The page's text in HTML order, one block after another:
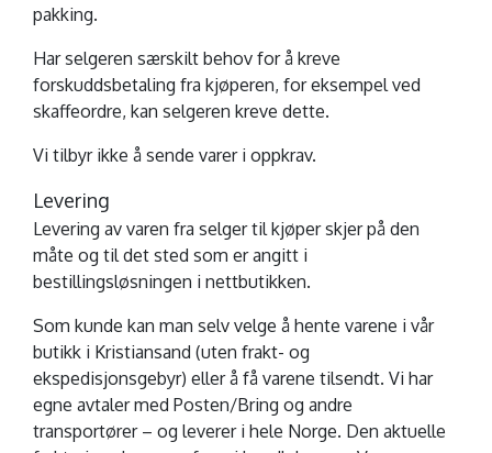
pakking.
Har selgeren særskilt behov for å kreve
forskuddsbetaling fra kjøperen, for eksempel ved
skaffeordre, kan selgeren kreve dette.
Vi tilbyr ikke å sende varer i oppkrav.
Levering
Levering av varen fra selger til kjøper skjer på den
måte og til det sted som er angitt i
bestillingsløsningen i nettbutikken.
Som kunde kan man selv velge å hente varene i vår
butikk i Kristiansand (uten frakt- og
ekspedisjonsgebyr) eller å få varene tilsendt. Vi har
egne avtaler med Posten/Bring og andre
transportører – og leverer i hele Norge. Den aktuelle